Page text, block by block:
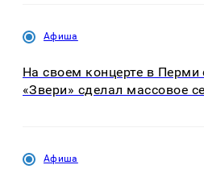
Афиша
На своем концерте в Перми
«Звери» сделал массовое
Афиша